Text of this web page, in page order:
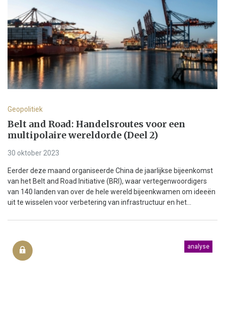
Geopolitiek
Belt and Road: Handelsroutes voor een
multipolaire wereldorde (Deel 2)
30 oktober 2023
Eerder deze maand organiseerde China de jaarlijkse bijeenkomst
van het Belt and Road Initiative (BRI), waar vertegenwoordigers
van 140 landen van over de hele wereld bijeenkwamen om ideeën
uit te wisselen voor verbetering van infrastructuur en het...
analyse